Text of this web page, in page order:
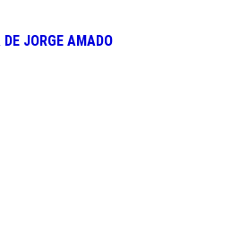
JORGE AMADO